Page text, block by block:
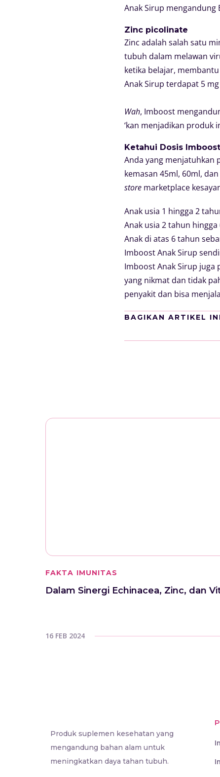
Anak Sirup mengandung
Zinc picolinate
Zinc adalah salah satu
tubuh dalam melawan
ketika belajar,
Anak Sirup terdapat 5
Wah, Imboost
‘kan menjadikan produk
Ketahui Dosis
Anda yang menjatuhkan
kemasan 45ml, 60ml,
store marketplace
Anak usia 1 hingga 2
Anak usia 2 tahun
Anak di atas 6 tahun
Imboost Anak Sirup
Imboost Anak Sirup juga
yang nikmat dan tidak
penyakit dan bisa
BAGIKAN ARTIKEL
FAKTA IMUNITAS
Dalam Sinergi Echinacea, Zinc, dan
16 FEB 2024
Produk suplemen kesehatan yang
mengandung bahan alam untuk
meningkatkan daya tahan tubuh.